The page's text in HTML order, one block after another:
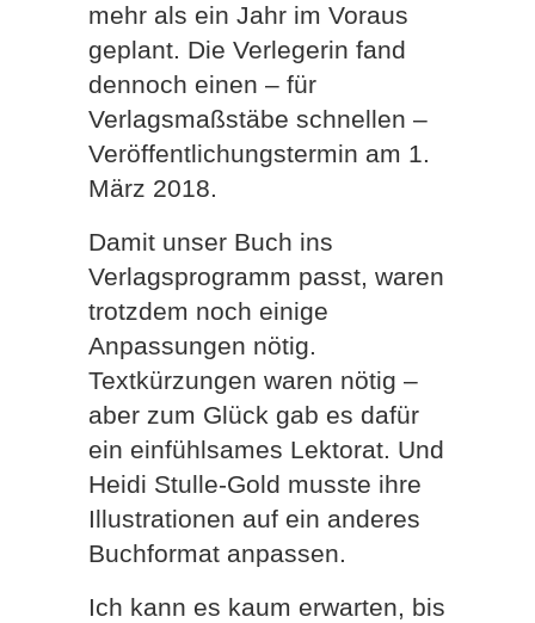
mehr als ein Jahr im Voraus
geplant. Die Verlegerin fand
dennoch einen – für
Verlagsmaßstäbe schnellen –
Veröffentlichungstermin am 1.
März 2018.
Damit unser Buch ins
Verlagsprogramm passt, waren
trotzdem noch einige
Anpassungen nötig.
Textkürzungen waren nötig –
aber zum Glück gab es dafür
ein einfühlsames Lektorat. Und
Heidi Stulle-Gold musste ihre
Illustrationen auf ein anderes
Buchformat anpassen.
Ich kann es kaum erwarten, bis